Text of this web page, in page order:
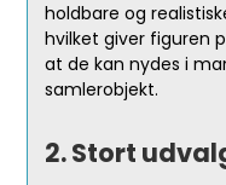
holdbare og
hvilket giver figuren
at de kan nydes i
samlerobjekt.
2. Stort